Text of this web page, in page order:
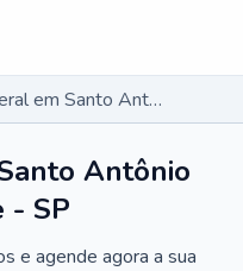
Clínico Geral em Santo Antônio de Posse - SP
Antônio
- SP
e agende agora a sua